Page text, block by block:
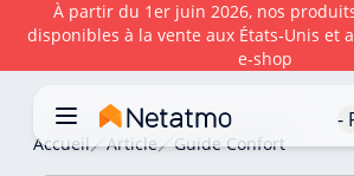
À partir du 1er juin 2026, nos
disponibles à la vente aux États‑Unis et
e‑shop
-
Accueil Article Guide Confort